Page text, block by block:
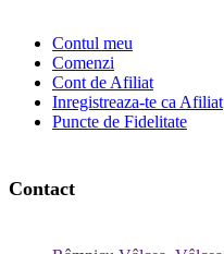
Contul meu
Comenzi
Cont de Afiliat
Inregistreaza-te ca Afiliat
Puncte de Fidelitate
Contact